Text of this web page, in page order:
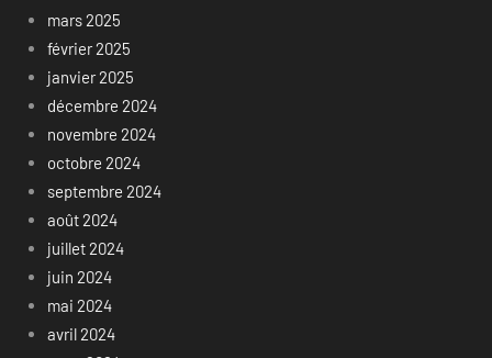
mars 2025
février 2025
janvier 2025
décembre 2024
novembre 2024
octobre 2024
septembre 2024
août 2024
juillet 2024
juin 2024
mai 2024
avril 2024